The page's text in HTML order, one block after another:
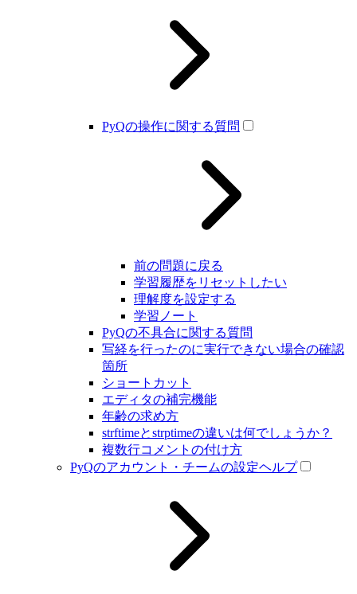
PyQの操作に関する質問
前の問題に戻る
学習履歴をリセットしたい
理解度を設定する
学習ノート
PyQの不具合に関する質問
写経を行ったのに実行できない場合の確認
箇所
ショートカット
エディタの補完機能
年齢の求め方
strftimeとstrptimeの違いは何でしょうか？
複数行コメントの付け方
PyQのアカウント・チームの設定ヘルプ